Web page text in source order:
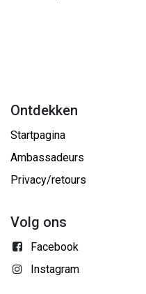
Ontdekken
Startpagina
Ambassadeurs
Privacy/retours
Volg ons
Facebook
Instagram